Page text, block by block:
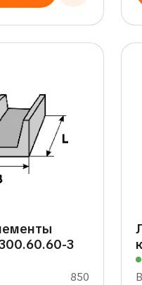
3
850